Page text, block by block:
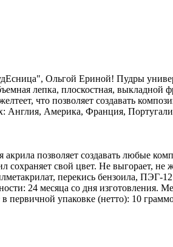
Ольгой Ериной! Пудры
лепка, плоскостная, выкладной
что позволяет создавать
Англия, Америка, Франция,
позволяет создавать любые
свой цвет. Не выгорает, не
перекись бензоила, ПЭГ-
24 месяца со дня изготовления.
первичной упаковке (нетто): 10